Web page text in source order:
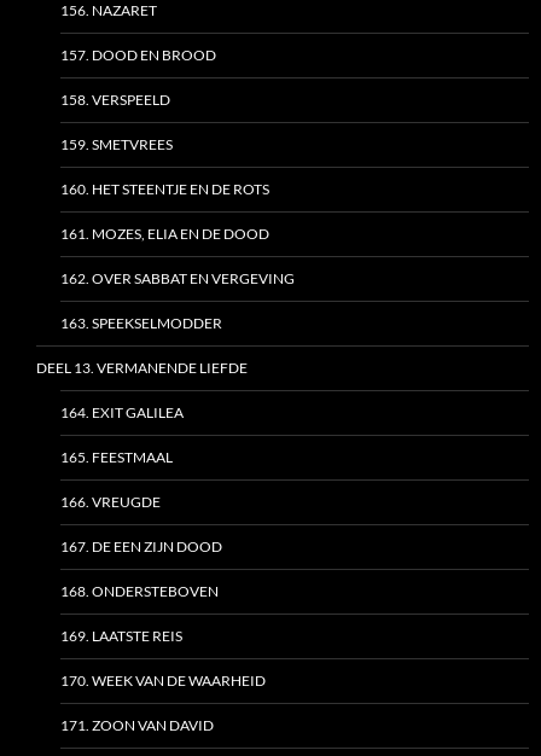
156. NAZARET
157. DOOD EN BROOD
158. VERSPEELD
159. SMETVREES
160. HET STEENTJE EN DE ROTS
161. MOZES, ELIA EN DE DOOD
162. OVER SABBAT EN VERGEVING
163. SPEEKSELMODDER
DEEL 13. VERMANENDE LIEFDE
164. EXIT GALILEA
165. FEESTMAAL
166. VREUGDE
167. DE EEN ZIJN DOOD
168. ONDERSTEBOVEN
169. LAATSTE REIS
170. WEEK VAN DE WAARHEID
171. ZOON VAN DAVID